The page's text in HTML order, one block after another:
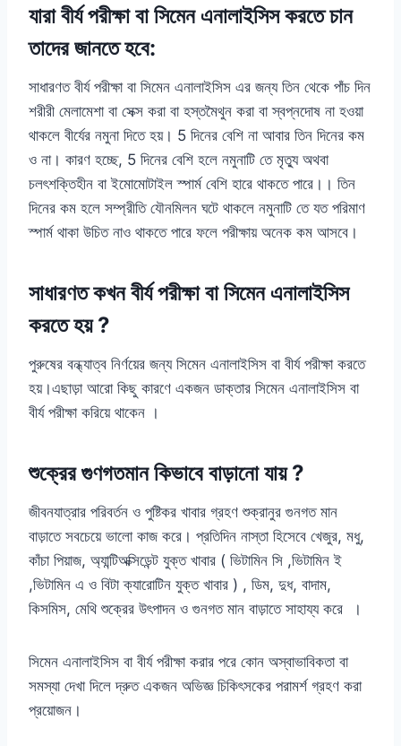
যারা বীর্য পরীক্ষা বা সিমেন এনালাইসিস করতে চান
তাদের জানতে হবে:
সাধারণত বীর্য পরীক্ষা বা সিমেন এনালাইসিস এর জন্য তিন থেকে পাঁচ দিন
শরীরী মেলামেশা বা সেক্স করা বা হস্তমৈথুন করা বা স্বপ্নদোষ না হওয়া
থাকলে বীর্যের নমুনা দিতে হয়। 5 দিনের বেশি না আবার তিন দিনের কম
ও না। কারণ হচ্ছে, 5 দিনের বেশি হলে নমুনাটি তে মৃত্যু অথবা
চলৎশক্তিহীন বা ইমোমোটাইল স্পার্ম বেশি হারে থাকতে পারে।। তিন
দিনের কম হলে সম্প্রীতি যৌনমিলন ঘটে থাকলে নমুনাটি তে যত পরিমাণ
স্পার্ম থাকা উচিত নাও থাকতে পারে ফলে পরীক্ষায় অনেক কম আসবে।
সাধারণত কখন বীর্য পরীক্ষা বা সিমেন এনালাইসিস
করতে হয় ?
পুরুষের বন্ধ্যাত্ব নির্ণয়ের জন্য সিমেন এনালাইসিস বা বীর্য পরীক্ষা করতে
হয়।এছাড়া আরো কিছু কারণে একজন ডাক্তার সিমেন এনালাইসিস বা
বীর্য পরীক্ষা করিয়ে থাকেন ।
শুক্রের গুণগতমান কিভাবে বাড়ানো যায় ?
জীবনযাত্রার পরিবর্তন ও পুষ্টিকর খাবার গ্রহণ শুক্রানুর গুনগত মান
বাড়াতে সবচেয়ে ভালো কাজ করে। প্রতিদিন নাস্তা হিসেবে খেজুর, মধু,
কাঁচা পিয়াজ, অ্যান্টিঅক্সিডেন্ট যুক্ত খাবার ( ভিটামিন সি ,ভিটামিন ই
,ভিটামিন এ ও বিটা ক্যারোটিন যুক্ত খাবার ) , ডিম, দুধ, বাদাম,
কিসমিস, মেথি শুক্রের উৎপাদন ও গুনগত মান বাড়াতে সাহায্য করে ।
সিমেন এনালাইসিস বা বীর্য পরীক্ষা করার পরে কোন অস্বাভাবিকতা বা
সমস্যা দেখা দিলে দ্রুত একজন অভিজ্ঞ চিকিৎসকের পরামর্শ গ্রহণ করা
প্রয়োজন।